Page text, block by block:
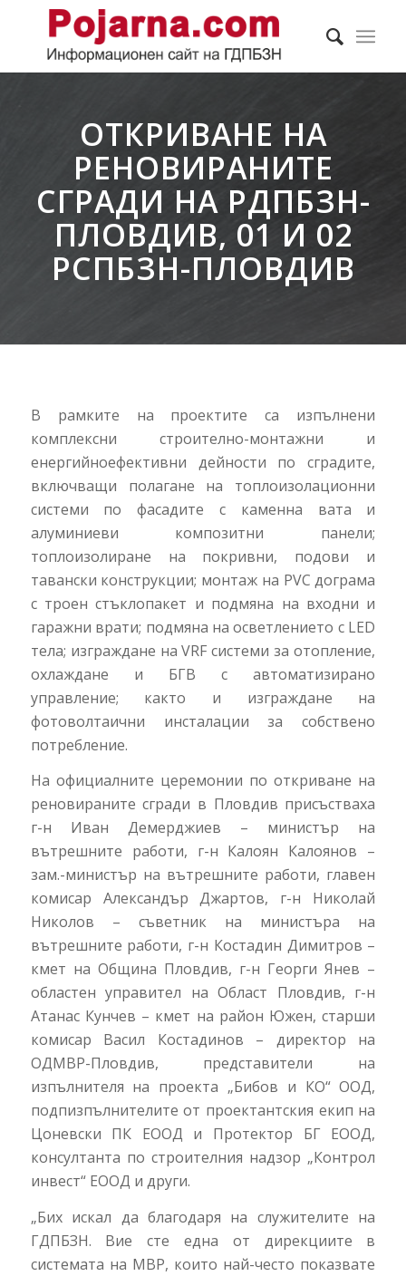
ОТКРИВАНЕ НА
РЕНОВИРАНИТЕ
СГРАДИ НА РДПБЗН-
ПЛОВДИВ, 01 И 02
РСПБЗН-ПЛОВДИВ
В рамките на проектите са изпълнени
комплексни строително-монтажни и
енергийноефективни дейности по сградите,
включващи полагане на топлоизолационни
системи по фасадите с каменна вата и
алуминиеви композитни панели;
топлоизолиране на покривни, подови и
тавански конструкции; монтаж на PVC дограма
с троен стъклопакет и подмяна на входни и
гаражни врати; подмяна на осветлението с LED
тела; изграждане на VRF системи за отопление,
охлаждане и БГВ с автоматизирано
управление; както и изграждане на
фотоволтаични инсталации за собствено
потребление.
На официалните церемонии по откриване на
реновираните сгради в Пловдив присъстваха
г-н Иван Демерджиев – министър на
вътрешните работи, г-н Калоян Калоянов –
зам.-министър на вътрешните работи, главен
комисар Александър Джартов, г-н Николай
Николов – съветник на министъра на
вътрешните работи, г-н Костадин Димитров –
кмет на Община Пловдив, г-н Георги Янев –
областен управител на Област Пловдив, г-н
Атанас Кунчев – кмет на район Южен, старши
комисар Васил Костадинов – директор на
ОДМВР-Пловдив, представители на
изпълнителя на проекта „Бибов и КО“ ООД,
подпизпълнителите от проектантския екип на
Цоневски ПК ЕООД и Протектор БГ ЕООД,
консултанта по строителния надзор „Контрол
инвест“ ЕООД и други.
„Бих искал да благодаря на служителите на
ГДПБЗН. Вие сте една от дирекциите в
системата на МВР, които най-често показвате